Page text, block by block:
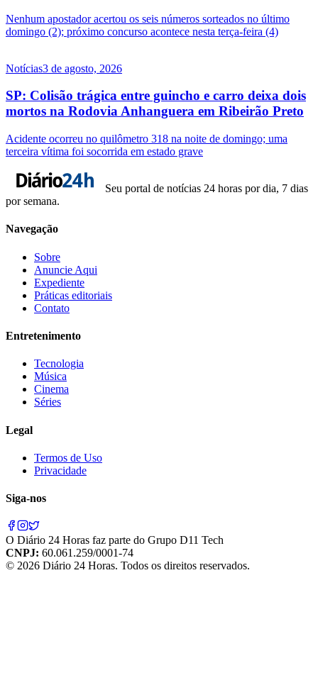
Nenhum apostador acertou os seis números sorteados no último
domingo (2); próximo concurso acontece nesta terça-feira (4)
Notícias3 de agosto, 2026
SP: Colisão trágica entre guincho e carro deixa dois
mortos na Rodovia Anhanguera em Ribeirão Preto
Acidente ocorreu no quilômetro 318 na noite de domingo; uma
terceira vítima foi socorrida em estado grave
Seu portal de notícias 24 horas por dia, 7 dias
por semana.
Navegação
Sobre
Anuncie Aqui
Expediente
Práticas editoriais
Contato
Entretenimento
Tecnologia
Música
Cinema
Séries
Legal
Termos de Uso
Privacidade
Siga-nos
O Diário 24 Horas faz parte do Grupo D11 Tech
CNPJ: 60.061.259/0001-74
© 2026 Diário 24 Horas. Todos os direitos reservados.